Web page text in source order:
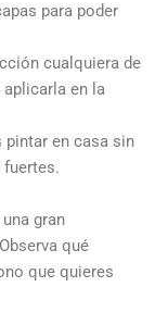
para poder
cualquiera de
en la
pintar en casa sin
gran
qué
que quieres